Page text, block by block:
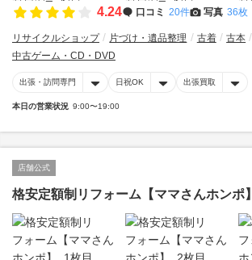
4.24 口コミ 20件 写真 36枚
リサイクルショップ 片づけ・遺品整理 古着
古本
中古ゲーム・CD・DVD
出張・訪問専門 日祝OK 出張買取
本日の営業状況 9:00〜19:00
店舗公式
格安定額制リフォーム【ママさんホンポ】